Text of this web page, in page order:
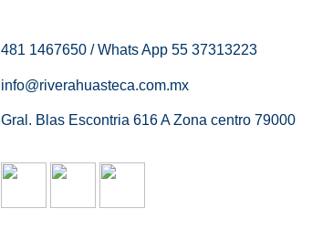
481 1467650 / Whats App 55 37313223
info@riverahuasteca.com.mx
Gral. Blas Escontria 616 A Zona centro 79000